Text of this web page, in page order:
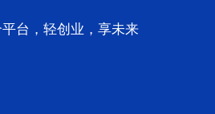
台，轻创业，享未来